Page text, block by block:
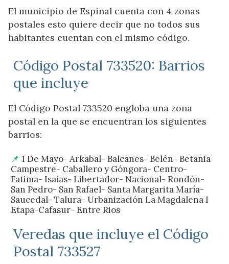
El municipio de Espinal cuenta con 4 zonas
postales esto quiere decir que no todos sus
habitantes cuentan con el mismo código.
Código Postal 733520: Barrios
que incluye
El Código Postal 733520 engloba una zona
postal en la que se encuentran los siguientes
barrios:
1 De Mayo- Arkabal- Balcanes- Belén- Betania
Campestre- Caballero y Góngora- Centro-
Fatima- Isaías- Libertador- Nacional- Rondón-
San Pedro- San Rafael- Santa Margarita María-
Saucedal- Talura- Urbanización La Magdalena I
Etapa-Cafasur- Entre Rios
Veredas que incluye el Código
Postal 733527